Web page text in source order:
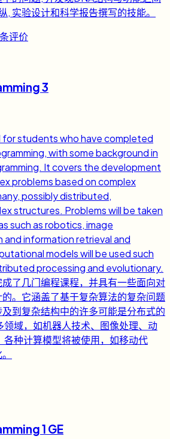
, 实验设计和科学报告撰写的技能。
条评价
3
for students who have completed
with some background in
It covers the development
problems based on complex
possibly distributed,
structures. Problems will be taken
such as robotics, image
and information retrieval and
models will be used such
processing and evolutionary.
了几门编程课程，并具有一些面向对
。它涵盖了基于复杂算法的复杂问题
到复杂结构中的许多可能是分布式的
领域，如机器人技术、图像处理、动
各种计算模型将被使用，如移动代
1 GE